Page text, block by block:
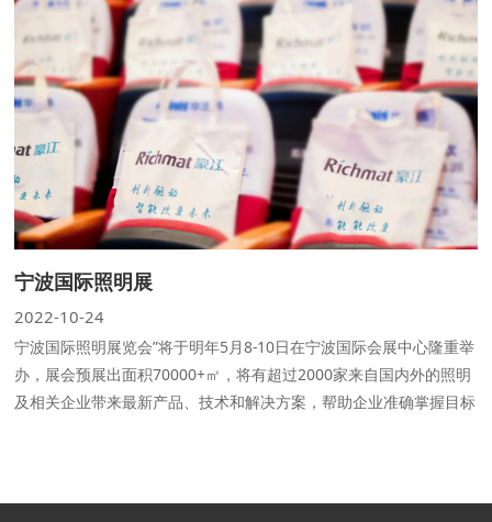
宁波国际照明展
2022-10-24
宁波国际照明展览会”将于明年5月8-10日在宁波国际会展中心隆重举
办，展会预展出面积70000+㎡，将有超过2000家来自国内外的照明
及相关企业带来最新产品、技术和解决方案，帮助企业准确掌握目标